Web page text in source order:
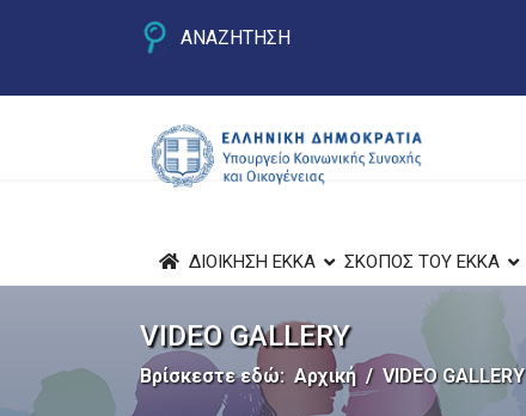
ΑΝΑΖΗΤΗΣΗ
ΔΙΟΙΚΗΣΗ ΕΚΚΑ ΣΚΟΠΟΣ ΤΟΥ ΕΚΚΑ
VIDEO GALLERY
Βρίσκεστε εδώ: Αρχική VIDEO GALLERY